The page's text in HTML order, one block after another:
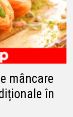
mâncare
în